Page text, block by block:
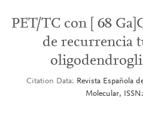
PET/TC con [ 68
de recurrencia
Citation Data
Revista Española
Molecular,